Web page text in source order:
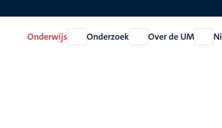
Onderwijs
Open
Onderwijs
Onderzoek
Open
Onderzoek
Over de UM
Open
Over